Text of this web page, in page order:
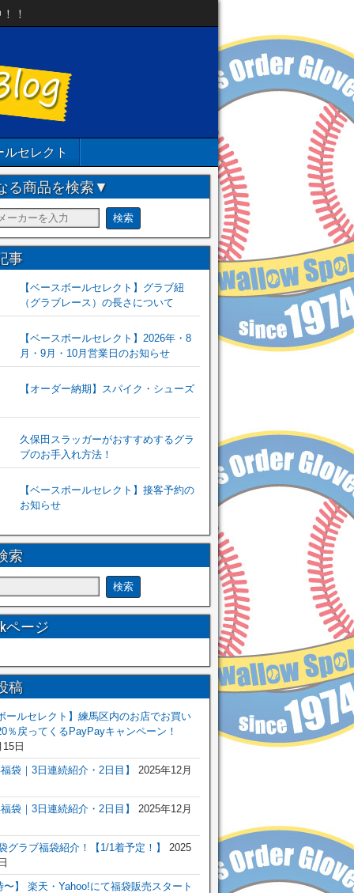
！
セレクト
る商品を検索▼
事
【ベースボールセレクト】グラブ紐
（グラブレース）の長さについて
【ベースボールセレクト】2026年・8
月・9月・10月営業日のお知らせ
【オーダー納期】スパイク・シューズ
久保田スラッガーがおすすめするグラ
ブのお手入れ方法！
【ベースボールセレクト】接客予約の
お知らせ
索
ページ
稿
ールセレクト】練馬区内のお店でお買い
％戻ってくるPayPayキャンペーン！
日
袋｜3日連続紹介・2日目】
2025年12月
袋｜3日連続紹介・2日目】 2025年12月
グラブ福袋紹介！【1/1着予定！】
2025
〜】 楽天・Yahoo!にて福袋販売スタート